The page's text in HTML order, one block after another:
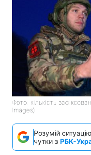
Фото: кількість
Images)
Розумій
чутки з РБК-